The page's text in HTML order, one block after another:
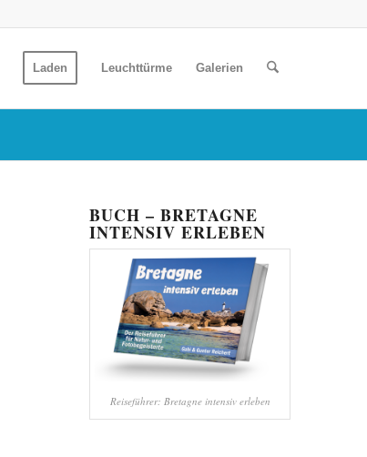
Laden Leuchttürme Galerien
BUCH – BRETAGNE
INTENSIV ERLEBEN
Reiseführer: Bretagne intensiv erleben